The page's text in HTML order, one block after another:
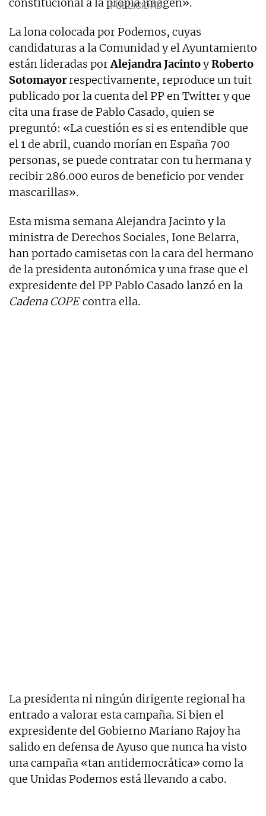
constitucional a la propia imagen».
La lona colocada por Podemos, cuyas
candidaturas a la Comunidad y el Ayuntamiento
están lideradas porAlejandra JacintoyRoberto
Sotomayorrespectivamente, reproduce un tuit
publicado por la cuenta del PP en Twitter y que
cita una frase de Pablo Casado, quien se
preguntó: «La cuestión es si es entendible que
el 1 de abril, cuando morían en España 700
personas, se puede contratar con tu hermana y
recibir 286.000 euros de beneficio por vender
mascarillas».
Esta misma semana Alejandra Jacinto y la
ministra de Derechos Sociales, Ione Belarra,
han portado camisetas con la cara del hermano
de la presidenta autonómica y una frase que el
expresidente del PP Pablo Casado lanzó en la
Cadena COPE contra ella.
La presidenta ni ningún dirigente regional ha
entrado a valorar esta campaña. Si bien el
expresidente del Gobierno Mariano Rajoy ha
salido en defensa de Ayuso que nunca ha visto
una campaña «tan antidemocrática» como la
que Unidas Podemos está llevando a cabo.